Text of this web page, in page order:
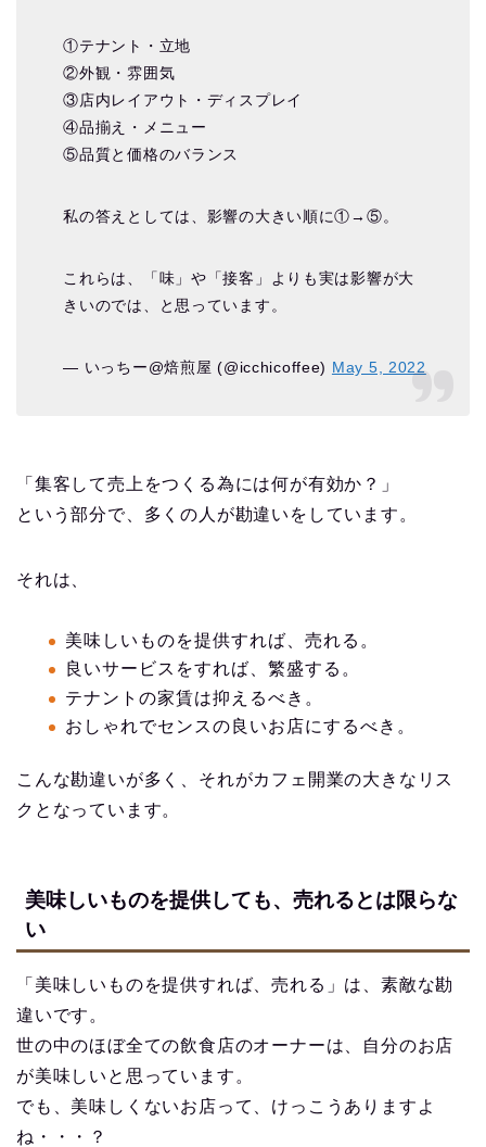
①テナント・立地
②外観・雰囲気
③店内レイアウト・ディスプレイ
④品揃え・メニュー
⑤品質と価格のバランス
私の答えとしては、影響の大きい順に①→⑤。
これらは、「味」や「接客」よりも実は影響が大
きいのでは、と思っています。
— いっちー@焙煎屋 (@icchicoffee) May 5, 2022
「集客して売上をつくる為には何が有効か？」
という部分で、多くの人が勘違いをしています。
それは、
美味しいものを提供すれば、売れる。
良いサービスをすれば、繁盛する。
テナントの家賃は抑えるべき。
おしゃれでセンスの良いお店にするべき。
こんな勘違いが多く、それがカフェ開業の大きなリス
クとなっています。
美味しいものを提供しても、売れるとは限らな
い
「美味しいものを提供すれば、売れる」は、素敵な勘
違いです。
世の中のほぼ全ての飲食店のオーナーは、自分のお店
が美味しいと思っています。
でも、美味しくないお店って、けっこうありますよ
ね・・・？